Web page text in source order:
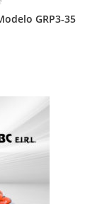
GRP3-35